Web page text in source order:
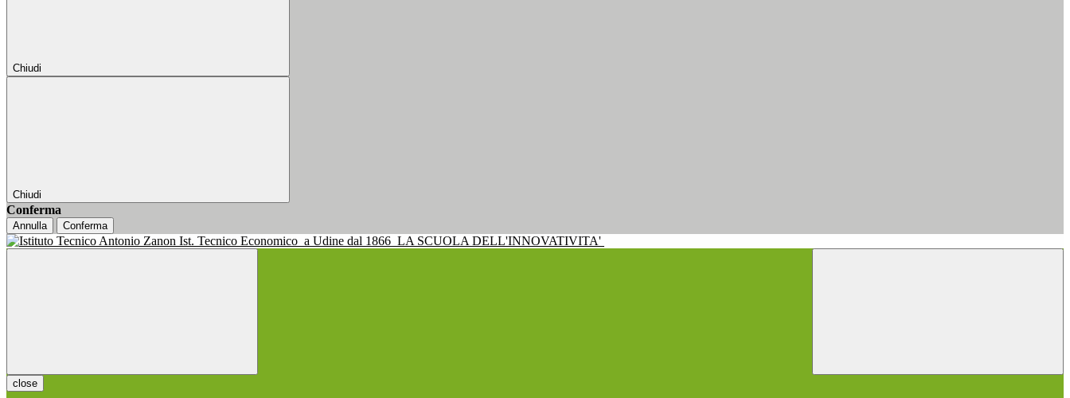
Chiudi
Chiudi
Conferma
Annulla Conferma
Ist. Tecnico Economico a Udine dal 1866 LA SCUOLA DELL'INNOVATIVITA'
close